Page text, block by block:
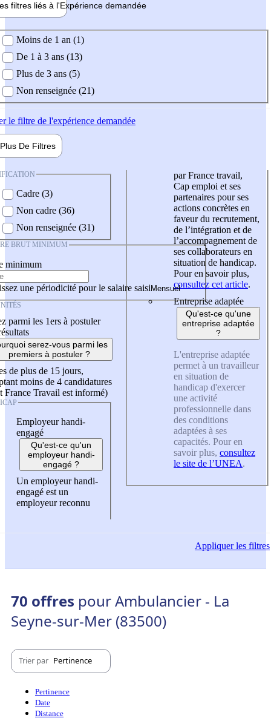
filtres liés à l'Expérience demandée
demandée
Moins de 1 an (1)
De 1 à 3 ans (13)
Plus de 3 ans (5)
Non renseignée (21)
le filtre de l'expérience demandée
Plus De Filtres
Cadre (3)
Non cadre (36)
Non renseignée (31)
BRUT MINIMUM
minimum
une périodicité pour le salaire saisi
parmi les 1ers à postuler
serez-vous parmi les
premiers à postuler ?
de plus de 15 jours,
moins de 4 candidatures
France Travail est informé)
Employeur handi-
engagé
Qu'est-ce qu'un
employeur handi-
engagé ?
Un employeur handi-
engagé est un
employeur reconnu
par France travail,
Cap emploi et ses
partenaires pour ses
actions concrètes en
faveur du recrutement,
de l’intégration et de
l’accompagnement de
ses collaborateurs en
situation de handicap.
Pour en savoir plus,
consultez cet article.
Entreprise adaptée
Qu'est-ce qu'une
entreprise adaptée
?
L'entreprise adaptée
permet à un travailleur
en situation de
handicap d'exercer
une activité
professionnelle dans
des conditions
adaptées à ses
capacités. Pour en
savoir plus, consultez
le site de l’UNEA.
Appliquerles filtres
70 offres pour Ambulancier - La
Seyne-sur-Mer (83500)
Trier par Pertinence
Pertinence
Date
Distance